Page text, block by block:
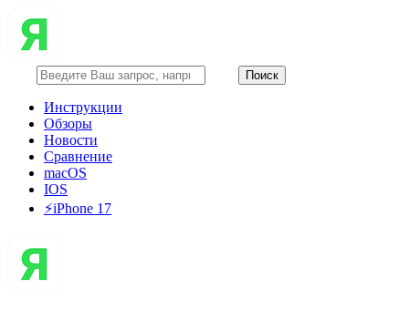
Инструкции
Обзоры
Новости
Сравнение
macOS
IOS
⚡️iPhone 17